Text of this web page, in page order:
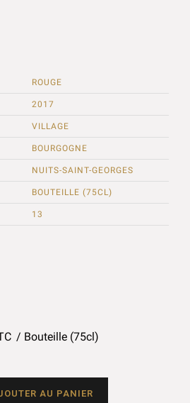
ROUGE
2017
VILLAGE
BOURGOGNE
NUITS-SAINT-GEORGES
BOUTEILLE (75CL)
13
Bouteille (75cl)
AU PANIER